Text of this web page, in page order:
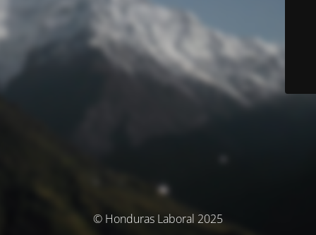
© Honduras Laboral 2025